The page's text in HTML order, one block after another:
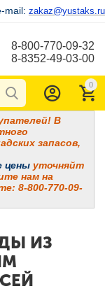
mail: zakaz@yustaks.ru
8-800-770-09-32
8-8352-49-03-00
0
В
запасов,
цены уточняйт
нам на
8-800-770-09-
ИЗ